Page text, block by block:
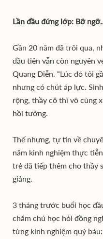
Lần đầu đứng lớp: Bỡ
Gần 20 năm đã trôi qua,
đầu tiên vẫn còn nguyên
Quang Diễn. “Lúc đó tôi
nhưng có chút áp lực.
rộng, thầy cô thì vô cùng
hồi tưởng.
Thế nhưng, tự tin về
năm kinh nghiệm thực
trẻ đã tiếp thêm cho thầy
giảng.
3 tháng trước buổi học
chăm chú học hỏi đồng
từng kinh nghiệm quý